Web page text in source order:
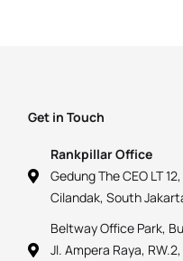
Get in Touch
Rankpillar Office
Gedung The CEO LT
Cilandak, South
Beltway Office Park,
Jl. Ampera Raya,